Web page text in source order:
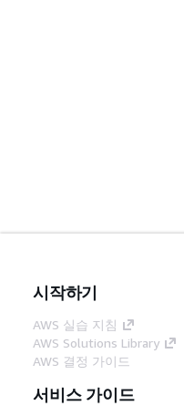
시작하기
AWS 실습 지침
AWS Solutions Library
AWS 결정 가이드
서비스 가이드